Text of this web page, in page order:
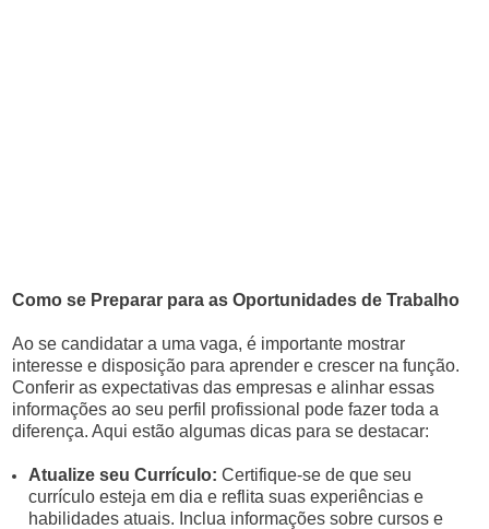
Como se Preparar para as Oportunidades de Trabalho
Ao se candidatar a uma vaga, é importante mostrar
interesse e disposição para aprender e crescer na função.
Conferir as expectativas das empresas e alinhar essas
informações ao seu perfil profissional pode fazer toda a
diferença. Aqui estão algumas dicas para se destacar:
Atualize seu Currículo: Certifique-se de que seu
currículo esteja em dia e reflita suas experiências e
habilidades atuais. Inclua informações sobre cursos e